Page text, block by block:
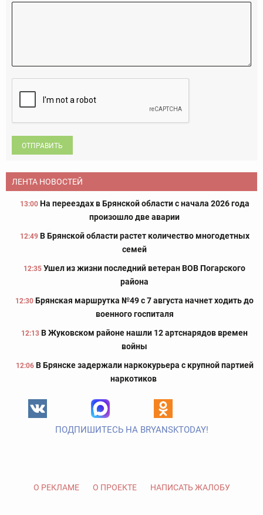
ОТПРАВИТЬ
ЛЕНТА НОВОСТЕЙ
13:00 На переездах в Брянской области с начала 2026 года
произошло две аварии
12:49 В Брянской области растет количество многодетных
семей
12:35 Ушел из жизни последний ветеран ВОВ Погарского
района
12:30 Брянская маршрутка №49 с 7 августа начнет ходить до
военного госпиталя
12:13 В Жуковском районе нашли 12 артснарядов времен
войны
12:06 В Брянске задержали наркокурьера с крупной партией
наркотиков
ПОДПИШИТЕСЬ НА BRYANSKTODAY!
О РЕКЛАМЕ О ПРОЕКТЕ НАПИСАТЬ ЖАЛОБУ